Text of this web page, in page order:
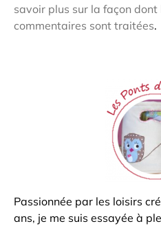
savoir plus sur la façon dont
commentaires sont traitées.
Passionnée par les loisirs
ans, je me suis essayée à